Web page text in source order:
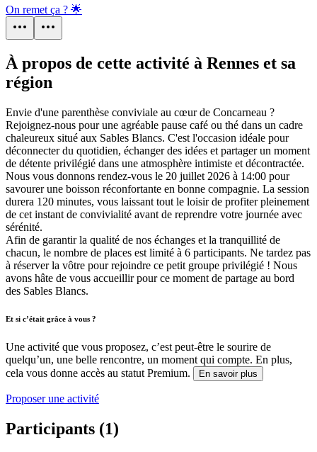
On remet ça ? 🌟
À propos de cette activité à Rennes et sa
région
Envie d'une parenthèse conviviale au cœur de Concarneau ?
Rejoignez-nous pour une agréable pause café ou thé dans un cadre
chaleureux situé aux Sables Blancs. C'est l'occasion idéale pour
déconnecter du quotidien, échanger des idées et partager un moment
de détente privilégié dans une atmosphère intimiste et décontractée.
Nous vous donnons rendez-vous le 20 juillet 2026 à 14:00 pour
savourer une boisson réconfortante en bonne compagnie. La session
durera 120 minutes, vous laissant tout le loisir de profiter pleinement
de cet instant de convivialité avant de reprendre votre journée avec
sérénité.
Afin de garantir la qualité de nos échanges et la tranquillité de
chacun, le nombre de places est limité à 6 participants. Ne tardez pas
à réserver la vôtre pour rejoindre ce petit groupe privilégié ! Nous
avons hâte de vous accueillir pour ce moment de partage au bord
des Sables Blancs.
Et si c’était grâce à vous ?
Une activité que vous proposez, c’est peut-être le sourire de
quelqu’un, une belle rencontre, un moment qui compte. En plus,
cela vous donne accès au statut Premium.
En savoir plus
Proposer une activité
Participants (1)